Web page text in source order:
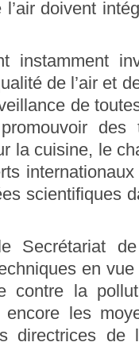
doivent
instamment
de l’air et
de
des
la cuisine, le
scientifiques
Secrétariat
en
contre la
les
directrices de